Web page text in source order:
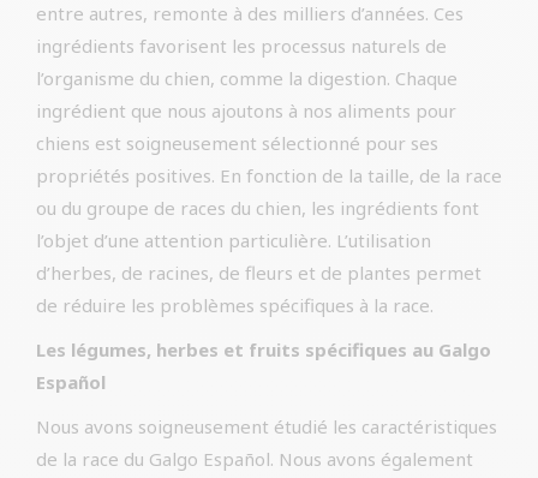
entre autres, remonte à des milliers d’années. Ces
ingrédients favorisent les processus naturels de
l’organisme du chien, comme la digestion. Chaque
ingrédient que nous ajoutons à nos aliments pour
chiens est soigneusement sélectionné pour ses
propriétés positives. En fonction de la taille, de la race
ou du groupe de races du chien, les ingrédients font
l’objet d’une attention particulière. L’utilisation
d’herbes, de racines, de fleurs et de plantes permet
de réduire les problèmes spécifiques à la race.
Les légumes, herbes et fruits spécifiques au Galgo
Español
Nous avons soigneusement étudié les caractéristiques
de la race du Galgo Español. Nous avons également